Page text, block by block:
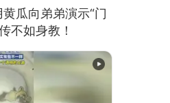
瓜向弟弟演示“门
不如身教！